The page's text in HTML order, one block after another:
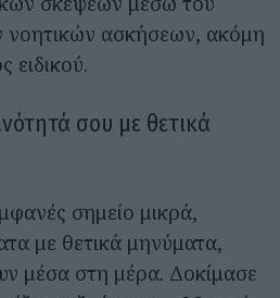
νοητικών ασκήσεων, ακόμη
ειδικού.
σου με θετικά
σημείο μικρά,
με θετικά μηνύματα,
μέσα στη μέρα. Δοκίμασε